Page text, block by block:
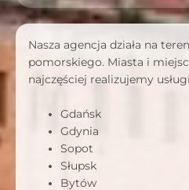
Nasza agencja działa na
pomorskiego. Miasta i
najczęściej realizujemy
Gdańsk
Gdynia
Sopot
Słupsk
Bytów